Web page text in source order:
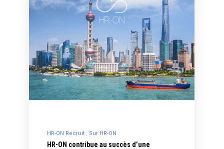
HR-ON Recruit Sur HR-ON
HR-ON contribue au succès d’une